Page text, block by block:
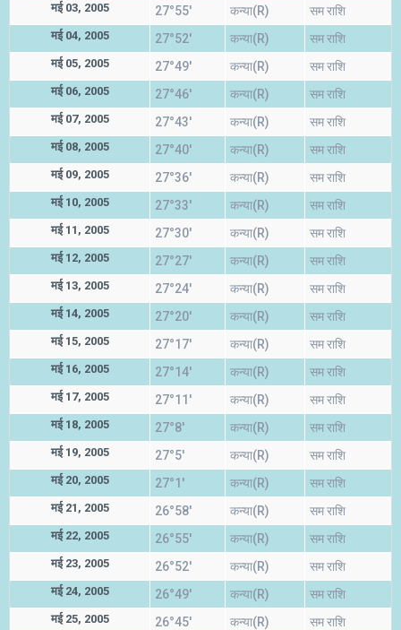
मई 03, 2005 27°55' कन्या(R) सम राशि
मई 04, 2005 27°52' कन्या(R) सम राशि
मई 05, 2005 27°49' कन्या(R) सम राशि
मई 06, 2005 27°46' कन्या(R) सम राशि
मई 07, 2005 27°43' कन्या(R) सम राशि
मई 08, 2005 27°40' कन्या(R) सम राशि
मई 09, 2005 27°36' कन्या(R) सम राशि
मई 10, 2005 27°33' कन्या(R) सम राशि
मई 11, 2005 27°30' कन्या(R) सम राशि
मई 12, 2005 27°27' कन्या(R) सम राशि
मई 13, 2005 27°24' कन्या(R) सम राशि
मई 14, 2005 27°20' कन्या(R) सम राशि
मई 15, 2005 27°17' कन्या(R) सम राशि
मई 16, 2005 27°14' कन्या(R) सम राशि
मई 17, 2005 27°11' कन्या(R) सम राशि
मई 18, 2005 27°8' कन्या(R) सम राशि
मई 19, 2005 27°5' कन्या(R) सम राशि
मई 20, 2005 27°1' कन्या(R) सम राशि
मई 21, 2005 26°58' कन्या(R) सम राशि
मई 22, 2005 26°55' कन्या(R) सम राशि
मई 23, 2005 26°52' कन्या(R) सम राशि
मई 24, 2005 26°49' कन्या(R) सम राशि
मई 25, 2005 26°45' कन्या(R) सम राशि